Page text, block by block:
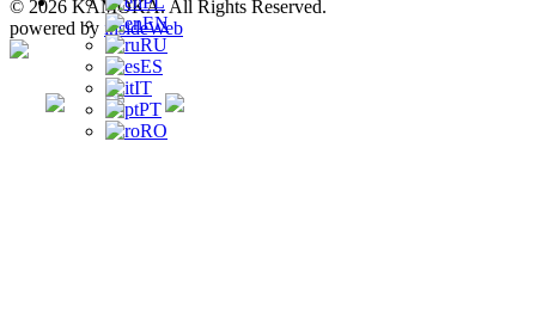
EN
RU
ES
IT
PT
RO
© 2026 KAMOKA. All Rights Reserved.
powered by insideWeb